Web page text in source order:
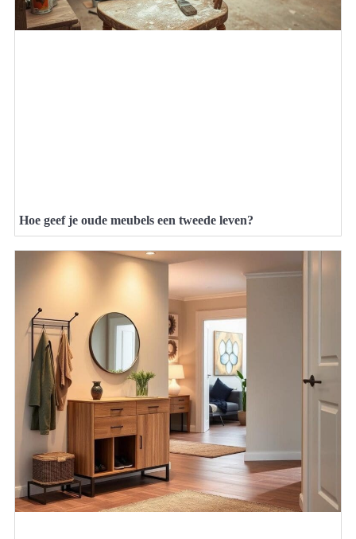
Hoe geef je oude meubels een tweede leven?